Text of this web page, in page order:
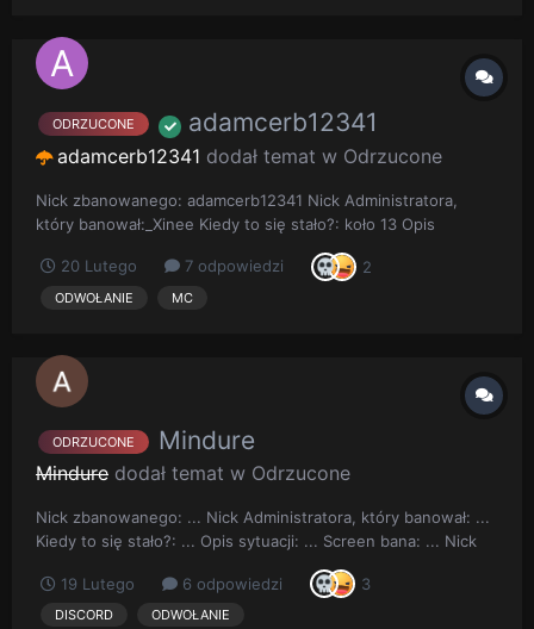
ODRZUCONE adamcerb12341
adamcerb12341 dodał temat w Odrzucone
Nick zbanowanego: adamcerb12341 Nick Administratora,
który banował:_Xinee Kiedy to się stało?: koło 13 Opis
on dał mi kasę i przelałem kasę koledze bo byłem mu winny
Screen bana: ...
20 Lutego 7 odpowiedzi 2
ODWOŁANIE MC
ODRZUCONE Mindure
Mindure dodał temat w Odrzucone
Nick zbanowanego: ... Nick Administratora, który banował: ...
Kiedy to się stało?: ... Opis sytuacji: ... Screen bana: ... Nick
to się stało?: ... Opis sytuacji: ... Screen bana: ... Oto
uzupełniony wzór odwołan...
19 Lutego 6 odpowiedzi 3
DISCORD ODWOŁANIE